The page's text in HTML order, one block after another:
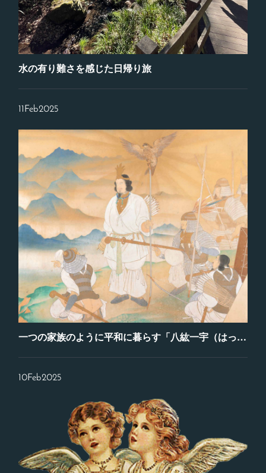
水の有り難さを感じた日帰り旅
11 Feb2025
一つの家族のように平和に暮らす「八紘一宇（はっこういちう）」
10Feb2025